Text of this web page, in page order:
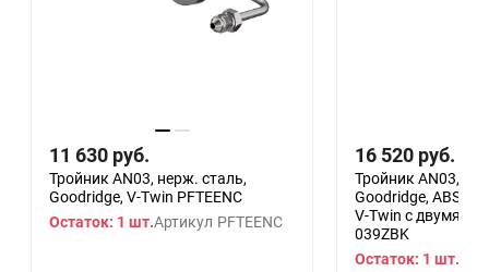
11 630 руб.
Тройник AN03, нерж. сталь,
Goodridge, V-Twin PFTEENC
Остаток: 1 шт.Артикул PFTEENC
16 520 руб.
Тройник AN03,
Goodridge, ABS
V-Twin с двумя
039ZBK
Остаток: 1 шт.